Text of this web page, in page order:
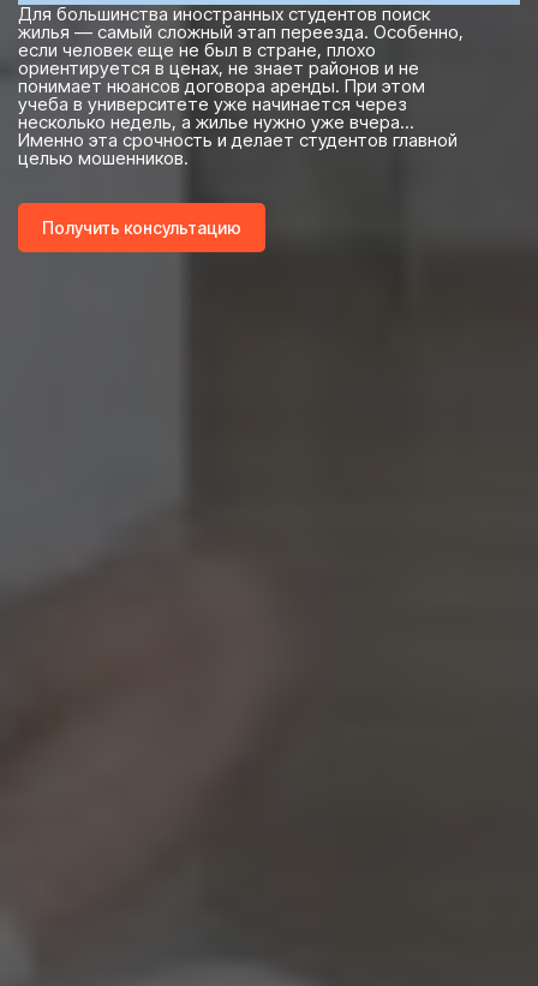
Для большинства иностранных студентов поиск
жилья — самый сложный этап переезда. Особенно,
если человек еще не был в стране, плохо
ориентируется в ценах, не знает районов и не
понимает нюансов договора аренды. При этом
учеба в университете уже начинается через
несколько недель, а жилье нужно уже вчера...
Именно эта срочность и делает студентов главной
целью мошенников.
Получить консультацию